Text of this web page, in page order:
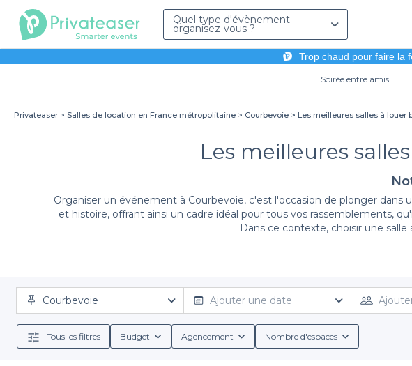
Quel type d'évènement
organisez-vous ?
Trop chaud pour faire la
Soirée entre amis
Privateaser Salles de location en France métropolitaine Courbevoie Les meilleures salles à louer
Les meilleures
Organiser un événement à Courbevoie, c'est l'occasion de plonger
et histoire, offrant ainsi un cadre idéal pour tous vos rassemblements,
Dans ce contexte, choisir une
Avec Privateaser, nous vous facilitons la recherche et la réservation de
correspondant à tous vos besoins. Que vous recherchiez une ambiance
faut ! Chaque salle est soigneusement
Courbevoie Ajouter une date
Tous les filtres Budget Agencement Nombre d'espaces